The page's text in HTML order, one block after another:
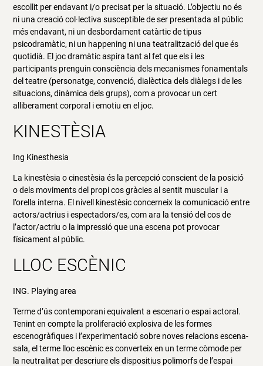
escollit per endavant i/o precisat per la situació. L’objectiu no és
ni una creació col·lectiva susceptible de ser presentada al públic
més endavant, ni un desbordament catàrtic de tipus
psicodramàtic, ni un happening ni una teatralització del que és
quotidià. El joc dramàtic aspira tant al fet que els i les
participants prenguin consciència dels mecanismes fonamentals
del teatre (personatge, convenció, dialèctica dels diàlegs i de les
situacions, dinàmica dels grups), com a provocar un cert
alliberament corporal i emotiu en el joc.
KINESTÈSIA
Ing Kinesthesia
La kinestèsia o cinestèsia és la percepció conscient de la posició
o dels moviments del propi cos gràcies al sentit muscular i a
l’orella interna. El nivell kinestèsic concerneix la comunicació entre
actors/actrius i espectadors/es, com ara la tensió del cos de
l’actor/actriu o la impressió que una escena pot provocar
físicament al públic.
LLOC ESCÈNIC
ING. Playing area
Terme d’ús contemporani equivalent a escenari o espai actoral.
Tenint en compte la proliferació explosiva de les formes
escenogràfiques i l’experimentació sobre noves relacions escena-
sala, el terme lloc escènic es converteix en un terme còmode per
la neutralitat per descriure els dispositius polimorfs de l’espai